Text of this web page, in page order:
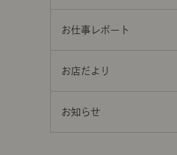
お仕事レポート
お店だより
お知らせ